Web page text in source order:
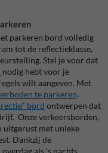
parkeren bord volledig
tot de reflectieklasse,
Stel je voor dat
nodig hebt voor je
wilt aangeven. Met
te parkeren,
bord ontwerpen dat
Onze verkeersborden,
uitgerust met unieke
Dankzij de